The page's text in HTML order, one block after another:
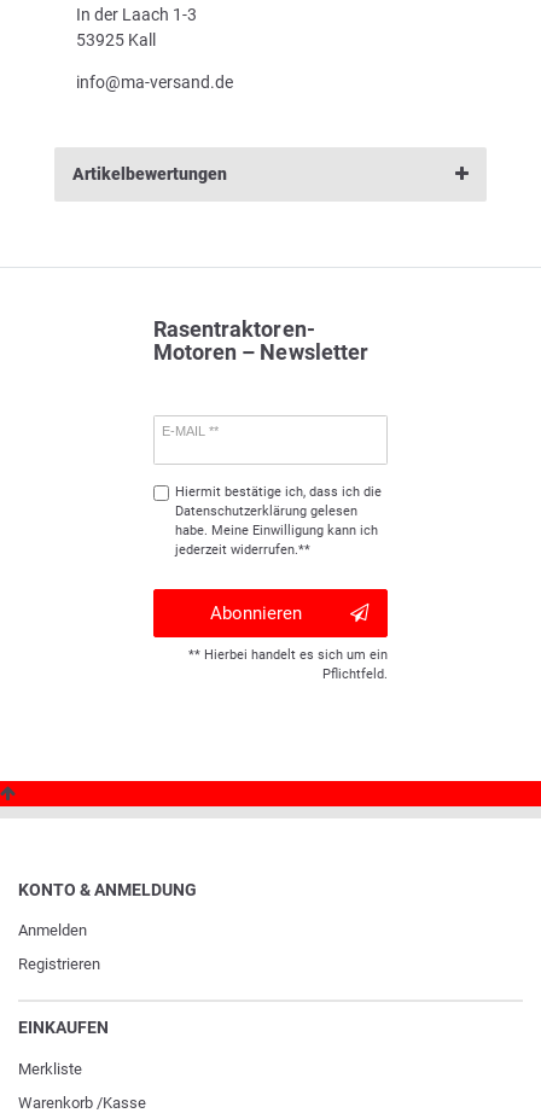
In der Laach 1-3
53925 Kall
info@ma-versand.de
Artikelbewertungen
Rasentraktoren-
Motoren – Newsletter
E-MAIL **
Hiermit bestätige ich, dass ich die
Daten­schutz­erklärunggelesen
habe. Meine Einwilligung kann ich
jederzeit widerrufen.**
Abonnieren
** Hierbei handelt es sich um ein
Pflichtfeld.
KONTO & ANMELDUNG
Anmelden
Registrieren
EINKAUFEN
Merkliste
Warenkorb /Kasse